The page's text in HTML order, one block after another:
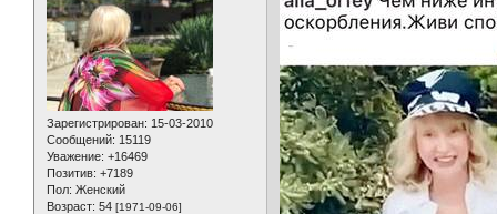
Зарегистрирован: 15-03-2010
Сообщений: 15119
Уважение: +16469
Позитив: +7189
Пол: Женский
Возраст: 54 [1971-09-06]